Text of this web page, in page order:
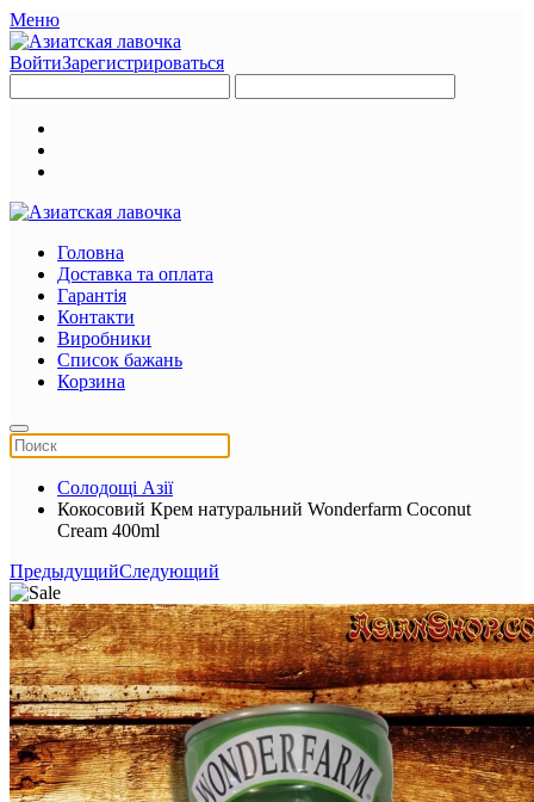
Меню
ВойтиЗарегистрироваться
Головна
Доставка та оплата
Гарантія
Контакти
Виробники
Список бажань
Корзина
Солодощі Азії
Кокосовий Крем натуральний Wonderfarm Coconut
Cream 400ml
ПредыдущийСледующий